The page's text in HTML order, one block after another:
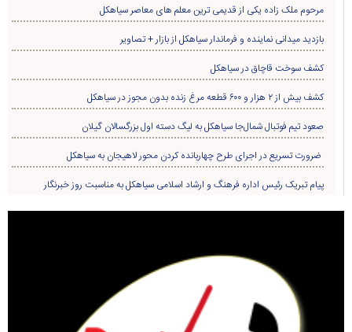
مرحوم ملک زاده یکی از قدیمی ترین معلم های معاصر سیاهکل
بازدید میدانی نماینده و فرماندار سیاهکل از بازار + تصاویر
کشف سوخت قاچاق در سياهکل
کشف بیش از ۲ هزار و ۶۰۰ قطعه مرغ زنده بدون مجوز در سیاهکل
صعود تیم فوتبال شمال‌جا‌ سیاهکل به لیگ دسته اول بزرگسالان گیلان
ضرورت تسریع در اجرای طرح چهاربانده کردن محور لاهیجان به سیاهکل
پیام تبریک رئیس اداره فرهنگ و ارشاد اسلامی سیاهکل به مناسبت روز خبرنگار